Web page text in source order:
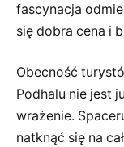
fascynacja
się dobra cena i
Obecność
Podhalu nie jest
wrażenie.
natknąć się na